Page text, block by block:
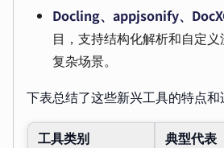
Docling、appjsonify、
目，支持结构化解析和自定
复杂场景。
下表总结了这些新兴工具的特点和
工具类别 典型代表